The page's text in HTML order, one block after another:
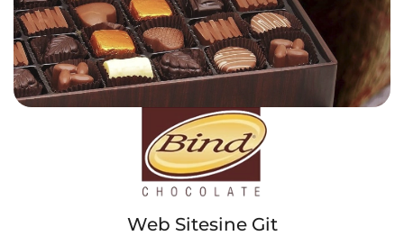
Web Sitesine Git